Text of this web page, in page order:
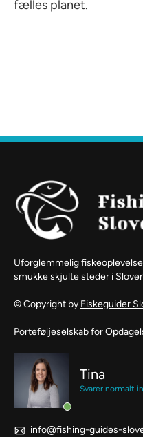
fælles planet.
Uforglemmelig
smukke skjulte steder i
© Copyright by Fiskeguider
Porteføljeselskab for
Tina
Svarer normalt
info@fishing-guides-